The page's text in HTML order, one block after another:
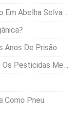
Obtém Aprovação Da EPA
Anos De Prisão
Menos Eficazes
Como Pneu